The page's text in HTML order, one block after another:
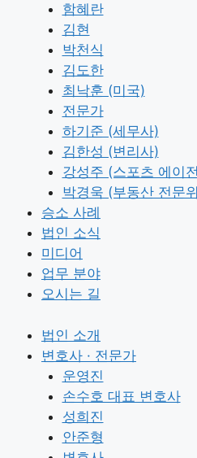
함혜란
김현
박천식
김도한
최낙훈 (미국)
전문가
하기준 (세무사)
김한성 (변리사)
강성주 (스포츠 에이
박경욱 (부동산 전문
승소 사례
법인 소식
미디어
업무 분야
오시는 길
법인 소개
변호사 · 전문가
운영진
손수호 대표 변호사
성희진
안준형